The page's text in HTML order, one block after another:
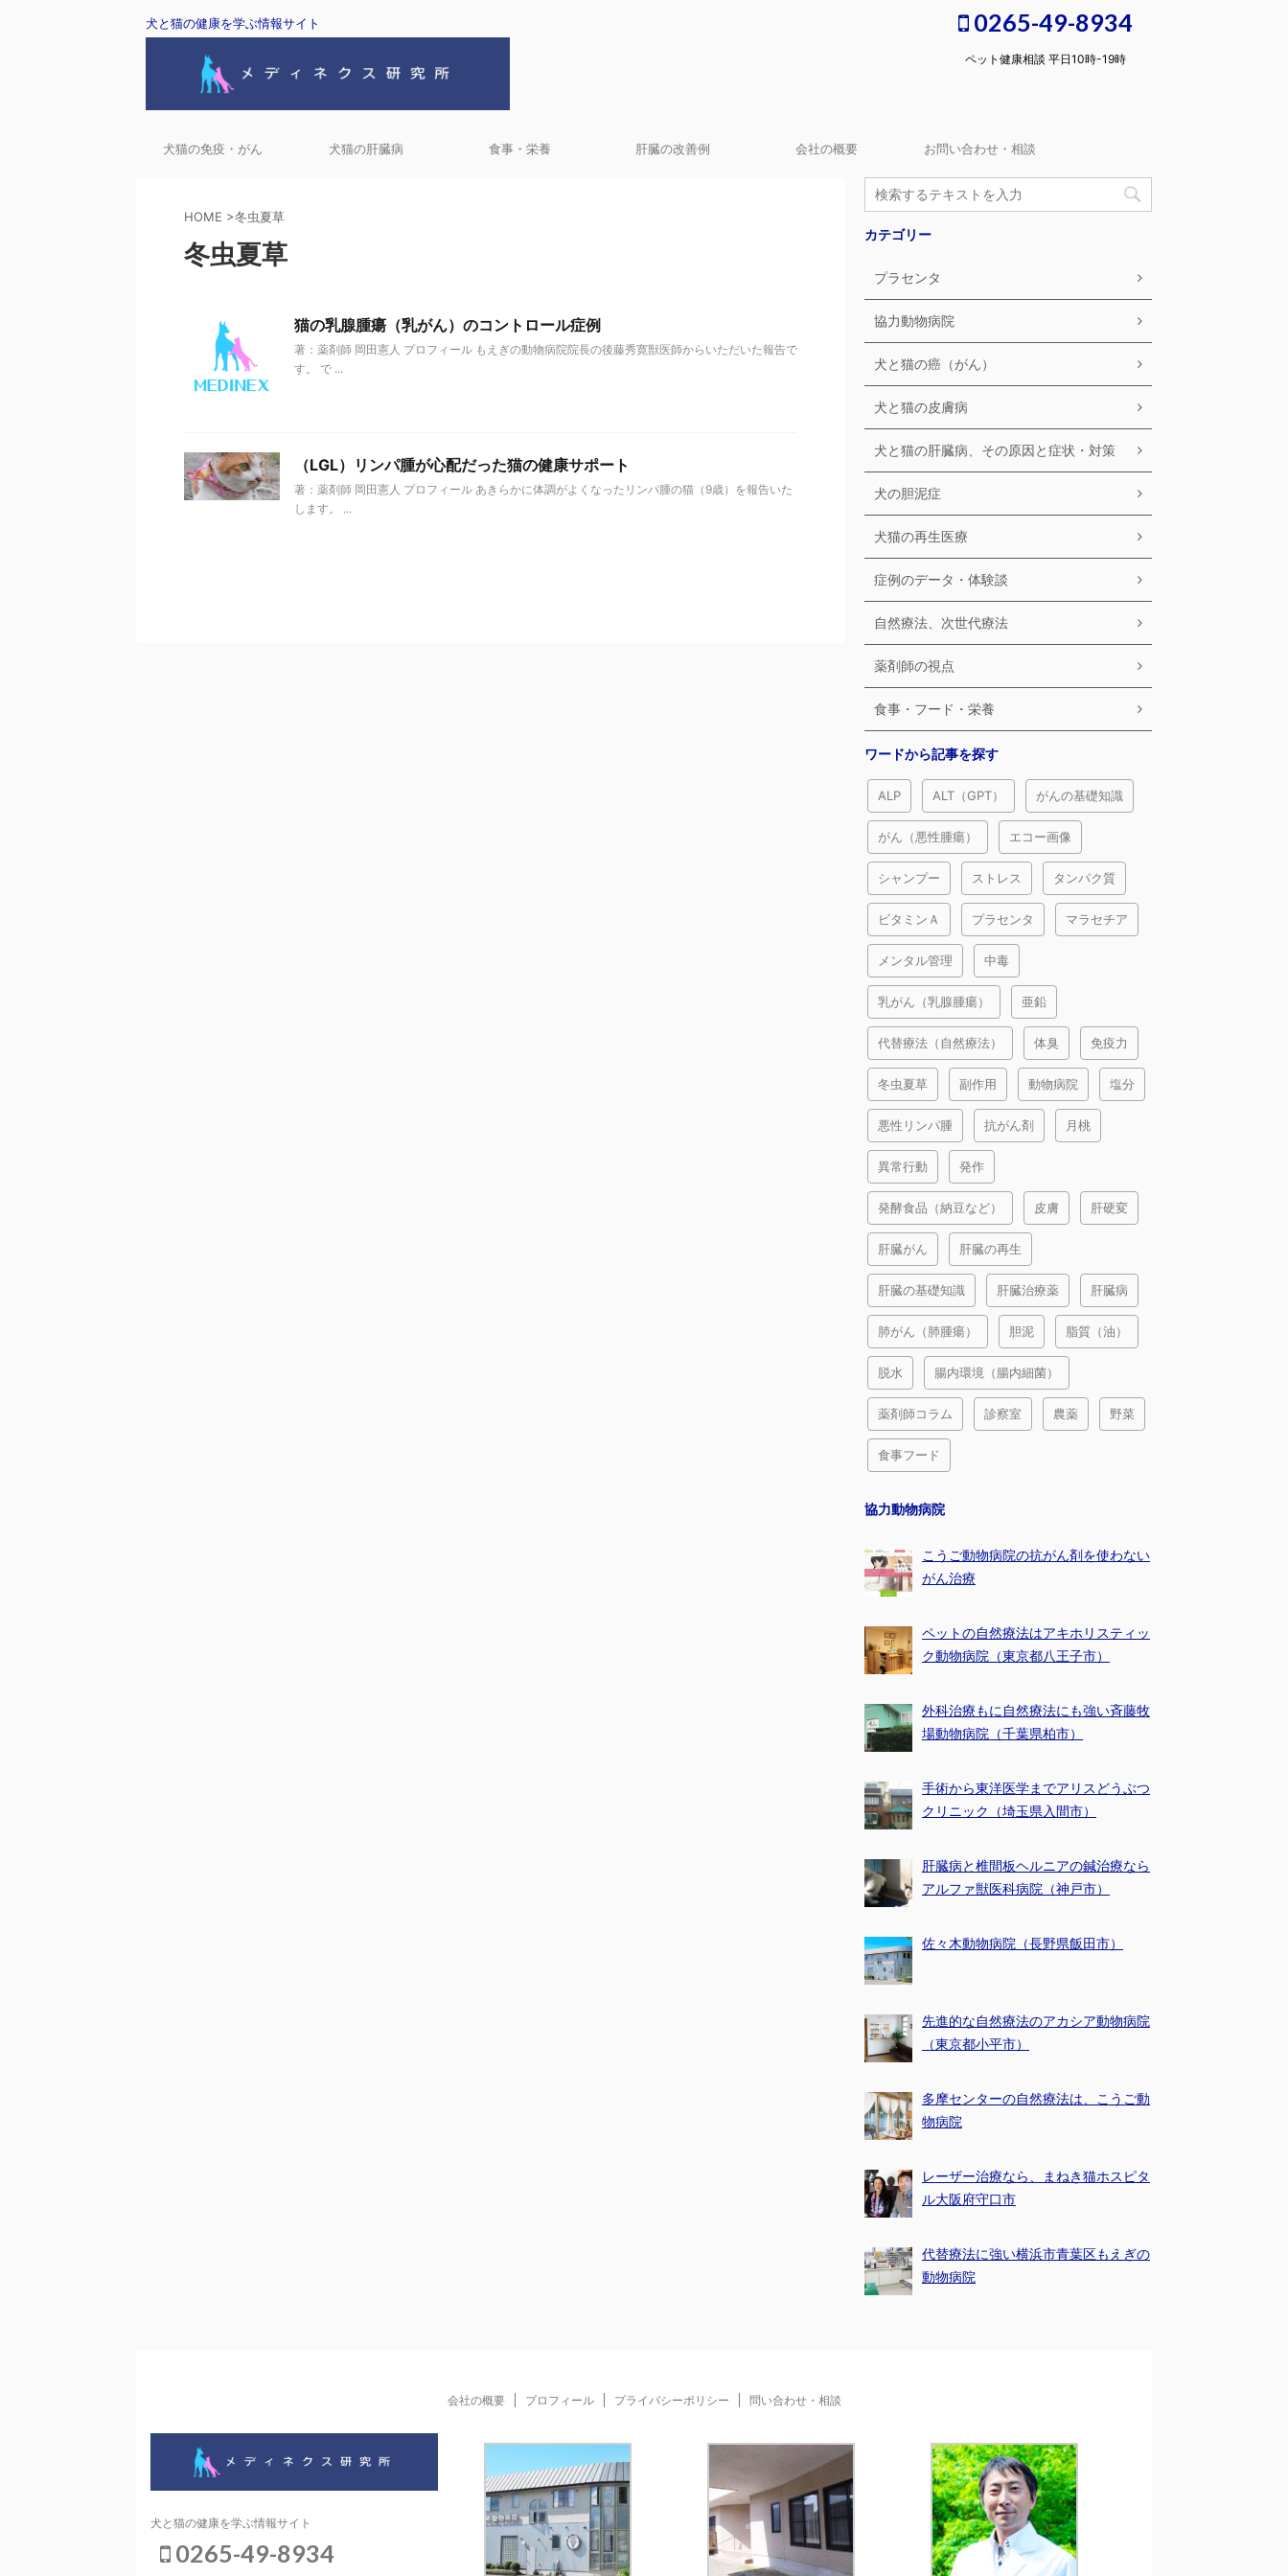
犬と猫の健康を学ぶ情報サイト 0265-49-8934
ペット健康相談 平日10時-19時
犬猫の免疫・がん 犬猫の肝臓病 食事・栄養 肝臓の改善例 会社の概要 お問い合わせ・相談
HOME >冬虫夏草
冬虫夏草
猫の乳腺腫瘍（乳がん）のコントロール症例
著：薬剤師 岡田憲人 プロフィール もえぎの動物病院院長の後藤秀寛獣医師からいただいた報告で
す。 で ...
（LGL）リンパ腫が心配だった猫の健康サポート
著：薬剤師 岡田憲人 プロフィール あきらかに体調がよくなったリンパ腫の猫（9歳）を報告いた
します。 ...
カテゴリー
プラセンタ
協力動物病院
犬と猫の癌（がん）
犬と猫の皮膚病
犬と猫の肝臓病、その原因と症状・対策
犬の胆泥症
犬猫の再生医療
症例のデータ・体験談
自然療法、次世代療法
薬剤師の視点
食事・フード・栄養
ワードから記事を探す
ALP ALT（GPT） がんの基礎知識
がん（悪性腫瘍） エコー画像
シャンプー ストレス タンパク質
ビタミンＡ プラセンタ マラセチア
メンタル管理 中毒
乳がん（乳腺腫瘍） 亜鉛
代替療法（自然療法） 体臭 免疫力
冬虫夏草 副作用 動物病院 塩分
悪性リンパ腫 抗がん剤 月桃
異常行動 発作
発酵食品（納豆など） 皮膚 肝硬変
肝臓がん 肝臓の再生
肝臓の基礎知識 肝臓治療薬 肝臓病
肺がん（肺腫瘍） 胆泥 脂質（油）
脱水 腸内環境（腸内細菌）
薬剤師コラム 診察室 農薬 野菜
食事フード
協力動物病院
こうご動物病院の抗がん剤を使わない
がん治療
ペットの自然療法はアキホリスティッ
ク動物病院（東京都八王子市）
外科治療もに自然療法にも強い斉藤牧
場動物病院（千葉県柏市）
手術から東洋医学までアリスどうぶつ
クリニック（埼玉県入間市）
肝臓病と椎間板ヘルニアの鍼治療なら
アルファ獣医科病院（神戸市）
佐々木動物病院（長野県飯田市）
先進的な自然療法のアカシア動物病院
（東京都小平市）
多摩センターの自然療法は、こうご動
物病院
レーザー治療なら、まねき猫ホスピタ
ル大阪府守口市
代替療法に強い横浜市青葉区もえぎの
動物病院
会社の概要 プロフィール プライバシーポリシー 問い合わせ・相談
犬と猫の健康を学ぶ情報サイト
0265-49-8934